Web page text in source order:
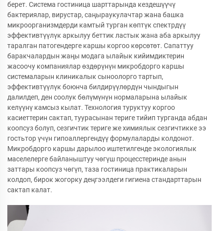
берет. Система гостиница шарттарында кездешүүчү
бактериялар, вирустар, саңыраукулачтар жана башка
микроорганизмдерди камтый турган көптүк спектрдүү
эффективтүүлүк аркылуу беттик ластык жана аба аркылуу
таралган патогендерге каршы коргоо көрсөтөт. Сапаттуу
баракчалардын жаңы модага ылайык кийимдиктерин
жасоочу компаниялар өздөрүнүн микробдорго каршы
системаларын клиникалык сыноолорго тартып,
эффективтүүлүк боюнча билдирүүлөрдүн чындыгын
далилдеп, ден соолук бөлүмүнүн нормаларына ылайык
келүүнү камсыз кылат. Технология туруктуу коргоо
касиеттерин сактап, туурасынан териге тийип турганда абдан
коопсуз болуп, сезгичтик териге же химиялык сезгичтикке ээ
гостьтор үчүн гипоаллергендүү формулаларды колдонот.
Микробдорго каршы дарылоо иштетилгенде экологиялык
маселелерге байланыштуу чөгүш процесстеринде анын
заттары коопсуз чөгүп, таза гостиница практикаларын
колдоп, бирок жогорку деңгээлдеги гигиена стандарттарын
сактап калат.